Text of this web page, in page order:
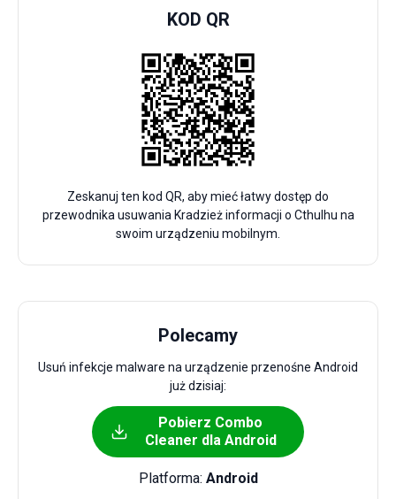
KOD QR
Zeskanuj ten kod QR, aby mieć łatwy dostęp do
przewodnika usuwania Kradzież informacji o Cthulhu na
swoim urządzeniu mobilnym.
Polecamy
Usuń infekcje malware na urządzenie przenośne Android
już dzisiaj:
Pobierz Combo
Cleaner dla Android
Platforma: Android